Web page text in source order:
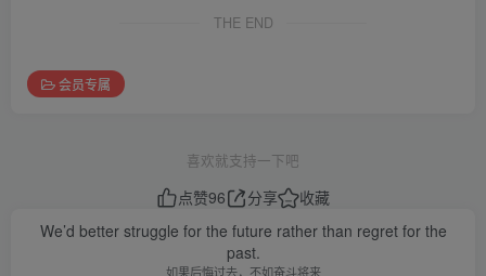
THE END
会员专属
喜欢就支持一下吧
点赞96 分享
收藏
We’d better struggle for the future rather than regret for the
past.
如果后悔过去，不如奋斗将来